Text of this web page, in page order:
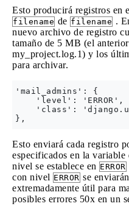
Esto producirá registros en
filename de filename .
nuevo archivo de registro
tamaño de 5 MB (el
my_project.log.1) y los
para archivar.
'mail_admins': {
    'level': 'ERROR',
'class':
Esto enviará cada registro
especificados en la
nivel se establece en ERROR
con nivel ERROR se
extremadamente útil para
posibles errores 50x en un